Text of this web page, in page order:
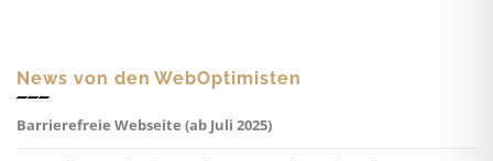
News von den WebOptimisten
Barrierefreie Webseite (ab Juli 2025)